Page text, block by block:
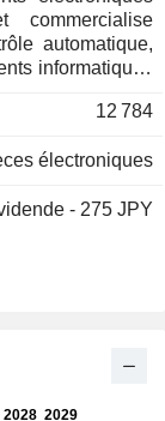
automatique,
informatiques
développe
des compteurs,
En outre,
12 784
électroniques
- 275 JPY